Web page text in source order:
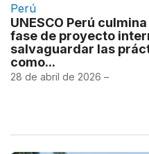
Perú
UNESCO Perú
fase de proyecto
salvaguardar las
como...
28 de abril de 2026 –